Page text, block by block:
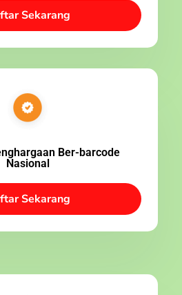
Sekarang
Ber-barcode
Nasional
Sekarang